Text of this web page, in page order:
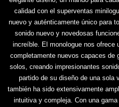
calidad con el superventas
nuevo y auténticamente único para
sonido nuevo y novedosas
increíble. El monologue nos ofrece
completamente nuevos capaces de
solos, creando impresionantes
partido de su diseño de una sola
también ha sido extensivamente
intuitiva y compleja. Con una